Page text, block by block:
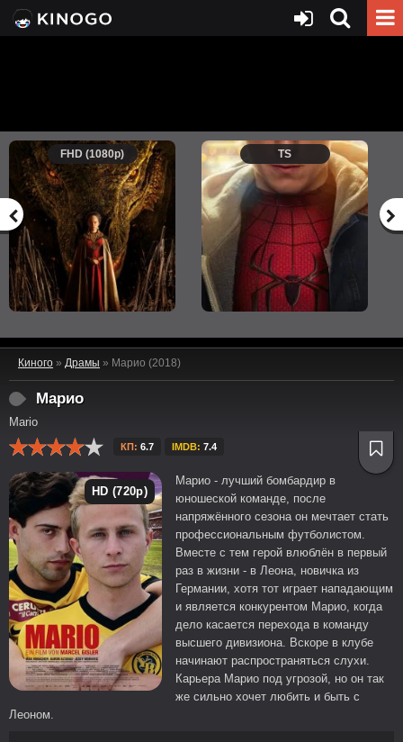
FHD (1080p) TS
Киного » Драмы » Марио (2018)
Марио
Mario
КП: 6.7 IMDB: 7.4
HD (720p)
Марио - лучший бомбардир в
юношеской команде, после
напряжённого сезона он мечтает стать
профессиональным футболистом.
Вместе с тем герой влюблён в первый
раз в жизни - в Леона, новичка из
Германии, хотя тот играет нападающим
и является конкурентом Марио, когда
дело касается перехода в команду
высшего дивизиона. Вскоре в клубе
начинают распространяться слухи.
Карьера Марио под угрозой, но он так
же сильно хочет любить и быть с
Леоном.